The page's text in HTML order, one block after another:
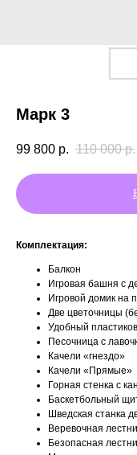
Марк 3
99 800 р. 110 000 р.
Комплектация:
Балкон
Игровая башня с
Игровой домик на
Две цветочницы
Удобный
Песочница с
Качели «гнездо»
Качели «Прямые»
Горная стенка с
Баскетбольный
Шведская станка
Веревочная
Безопасная